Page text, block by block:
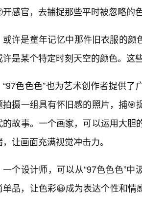
开感官，去捕捉那些平时被忽略的
或许是童年记忆中那件旧衣服的
许是某个特定时刻天空的颜色。这
“97色色色”也为艺术创作者提供
拍摄一组具有怀旧感的照片，捕
的故事。一个画家，可以运用大
让画面充满视觉冲击力。
一个设计师，可以从“97色色色”
单品，让色彩😀成为表达个性和